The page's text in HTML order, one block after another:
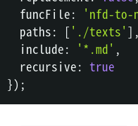
  funcFile
: 'nfd-to-
  paths
: [ './texts' ] ,
  include
: '*.md' ,
  recursive
: true
}) ;